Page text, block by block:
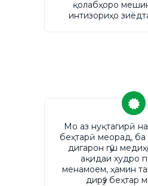
қолабҳоро
интизориҳо
Мо аз нуқтагирӣ
беҳтарӣ меорад,
дигарон гӯш
ақидаи худро
менамоем, ҳамин
дирӯз беҳтар